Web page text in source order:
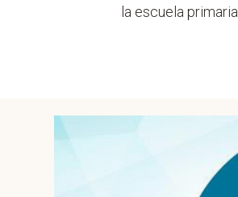
la escuela primaria.